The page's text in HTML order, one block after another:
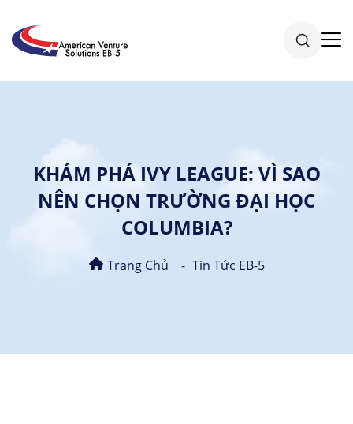
KHÁM PHÁ IVY LEAGUE: VÌ SAO
NÊN CHỌN TRƯỜNG ĐẠI HỌC
COLUMBIA?
Trang Chủ Tin Tức EB-5